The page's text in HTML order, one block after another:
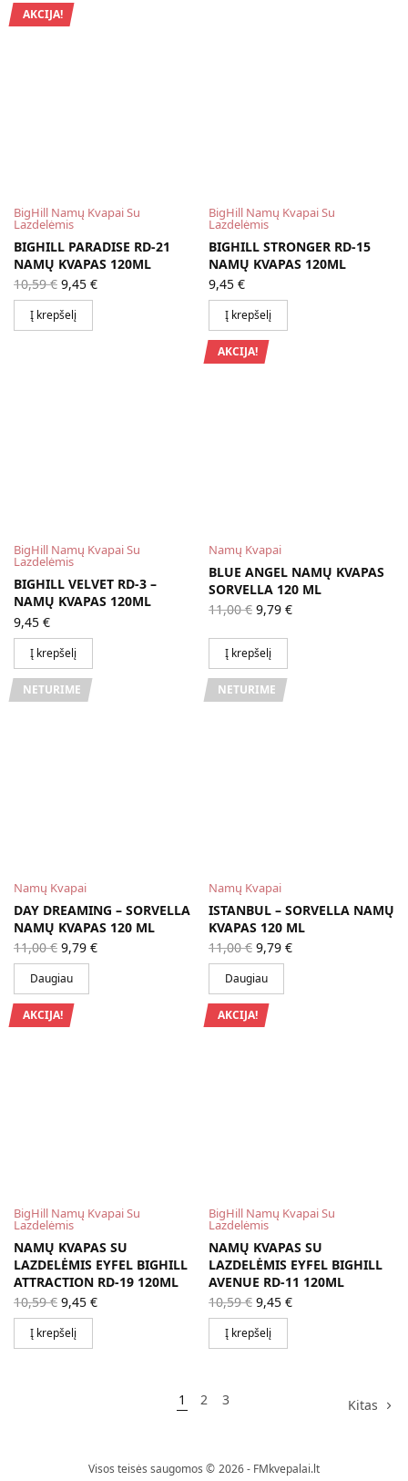
AKCIJA!
BigHill Namų Kvapai Su
Lazdelėmis
BIGHILL PARADISE RD-21
NAMŲ KVAPAS 120ML
10,59€ Original
price
was:
10,59 €.
9,45 €Current
Į krepšelį
BigHill Namų Kvapai Su
Lazdelėmis
BIGHILL STRONGER RD-15
NAMŲ KVAPAS 120ML
9,45 €
Į krepšelį
BigHill Namų Kvapai Su
Lazdelėmis
BIGHILL VELVET RD-3 –
NAMŲ KVAPAS 120ML
9,45 €
Į krepšelį
AKCIJA!
Namų Kvapai
BLUE ANGEL NAMŲ KVAPAS
SORVELLA 120 ML
11,00€ Original
price
was:
11,00 €.
9,79 €Current
Į krepšelį
NETURIME
Namų Kvapai
DAY DREAMING – SORVELLA
NAMŲ KVAPAS 120 ML
11,00€ Original
price
was:
11,00 €.
9,79 €Current
Daugiau
NETURIME
Namų Kvapai
ISTANBUL – SORVELLA NAMŲ
KVAPAS 120 ML
11,00€ Original
price
was:
11,00 €.
9,79 €Current
Daugiau
AKCIJA!
BigHill Namų Kvapai Su
Lazdelėmis
NAMŲ KVAPAS SU
LAZDELĖMIS EYFEL BIGHILL
ATTRACTION RD-19 120ML
10,59€ Original
price
was:
10,59 €.
9,45 €Current
Į krepšelį
AKCIJA!
BigHill Namų Kvapai Su
Lazdelėmis
NAMŲ KVAPAS SU
LAZDELĖMIS EYFEL BIGHILL
AVENUE RD-11 120ML
10,59€ Original
price
was:
10,59 €.
9,45 €Current
Į krepšelį
1 2 3 Kitas
Visos teisės saugomos © 2026 - FMkvepalai.lt